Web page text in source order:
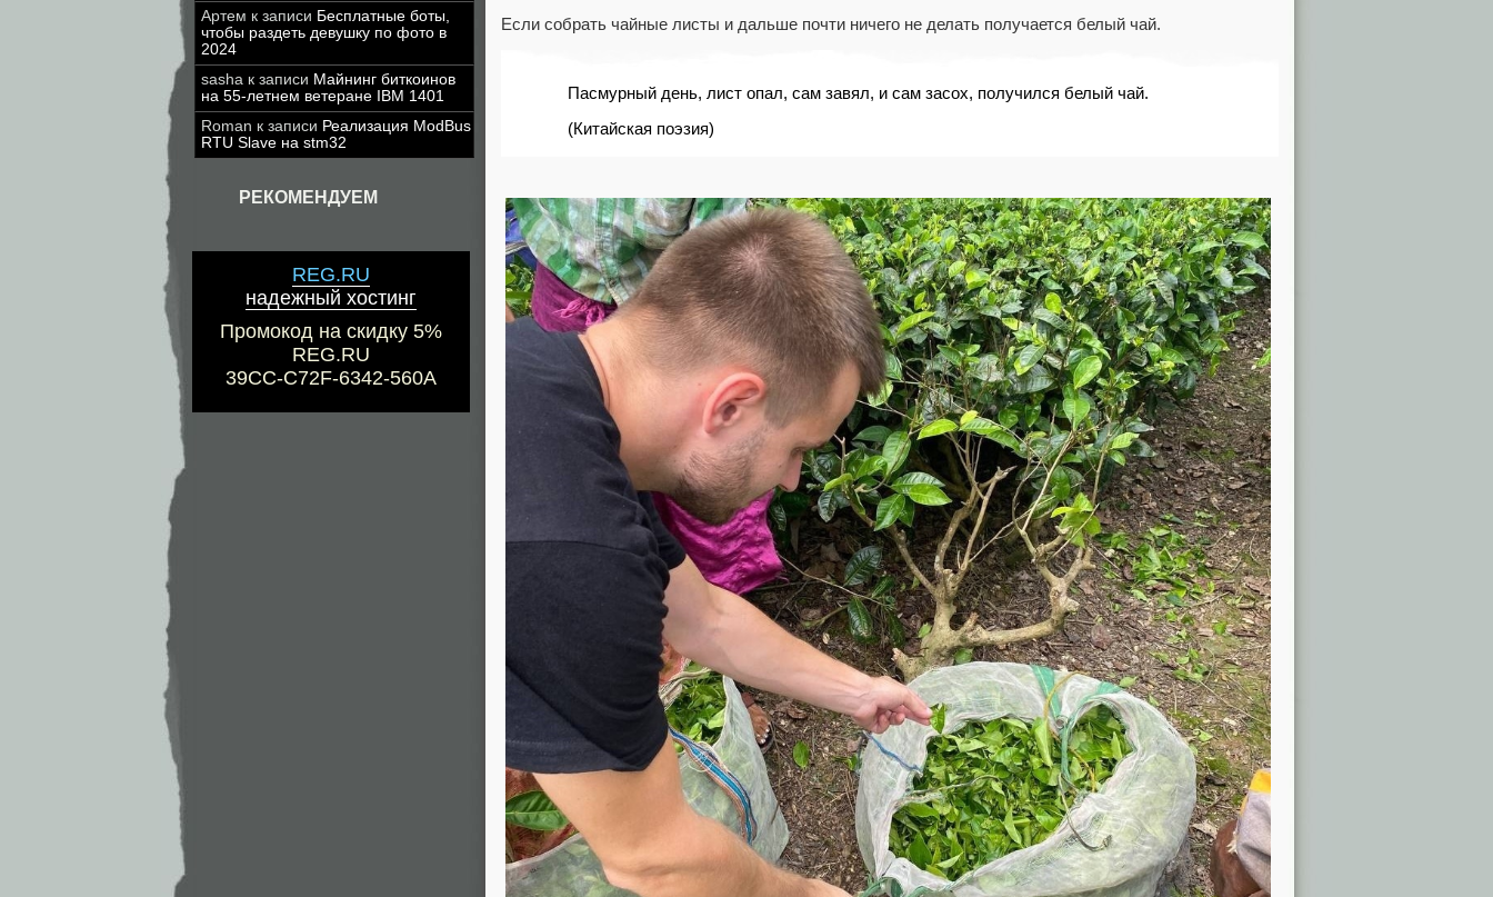
Артем к записи Бесплатные боты,
чтобы раздеть девушку по фото в
2024
sasha к записи Майнинг биткоинов
на 55-летнем ветеране IBM 1401
Roman к записи Реализация ModBus
RTU Slave на stm32
РЕКОМЕНДУЕМ
REG.RU
надежный хостинг
Промокод на скидку 5%
REG.RU
39CC-C72F-6342-560A
Если собрать чайные листы и дальше почти ничего не делать получается белый чай.
Пасмурный день, лист опал, сам завял, и сам засох, получился белый чай.
(Китайская поэзия)